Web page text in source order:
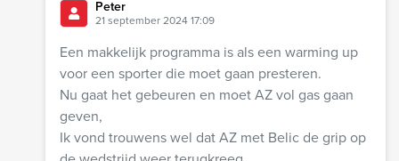
Peter
21 september 2024 17:09
Een makkelijk programma is als een warming up
voor een sporter die moet gaan presteren.
Nu gaat het gebeuren en moet AZ vol gas gaan
geven,
Ik vond trouwens wel dat AZ met Belic de grip op